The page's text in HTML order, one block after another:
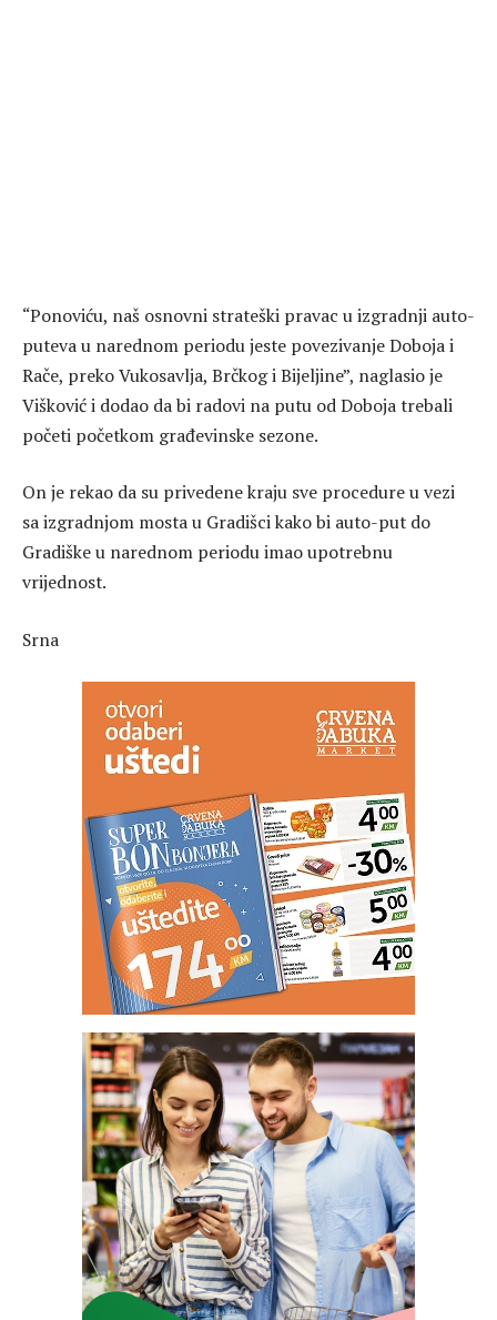
“Ponoviću, naš osnovni strateški pravac u izgradnji auto-
puteva u narednom periodu jeste povezivanje Doboja i
Rače, preko Vukosavlja, Brčkog i Bijeljine”, naglasio je
Višković i dodao da bi radovi na putu od Doboja trebali
početi početkom građevinske sezone.
On je rekao da su privedene kraju sve procedure u vezi
sa izgradnjom mosta u Gradišci kako bi auto-put do
Gradiške u narednom periodu imao upotrebnu
vrijednost.
Srna